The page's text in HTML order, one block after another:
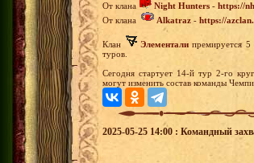
От клана
Night Hunters - https://
От клана
Alkatraz - https://
Клан Элементали премируется 5
туров.
Сегодня стартует 14-й тур 2-го
могут изменить состав команды
2025-05-25 14:00 : Командный